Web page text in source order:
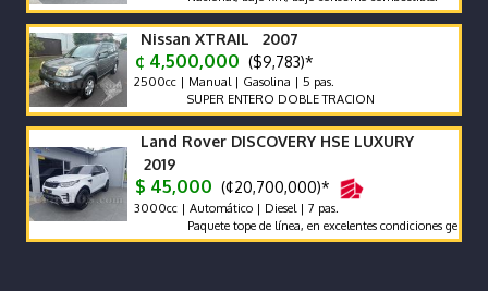
Nissan XTRAIL 2007
¢ 4,500,000 ($9,783)*
2500cc | Manual | Gasolina | 5 pas.
SUPER ENTERO DOBLE TRACION
Land Rover DISCOVERY HSE LUXURY
2019
$ 45,000 (¢20,700,000)*
3000cc | Automático | Diesel | 7 pas.
Paquete tope de línea, en excelentes condiciones generales.